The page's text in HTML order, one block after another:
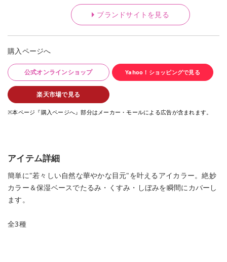
ブランドサイトを見る
購入ページへ
公式オンラインショップ Yahoo！ショッピングで見る
楽天市場で見る
※本ページ『購入ページへ』部分はメーカー・モールによる広告が含まれます。
アイテム詳細
簡単に"若々しい自然な華やかな目元"を叶えるアイカラー。絶妙
カラー＆保湿ベースでたるみ・くすみ・しぼみを瞬間にカバーし
ます。
全3種